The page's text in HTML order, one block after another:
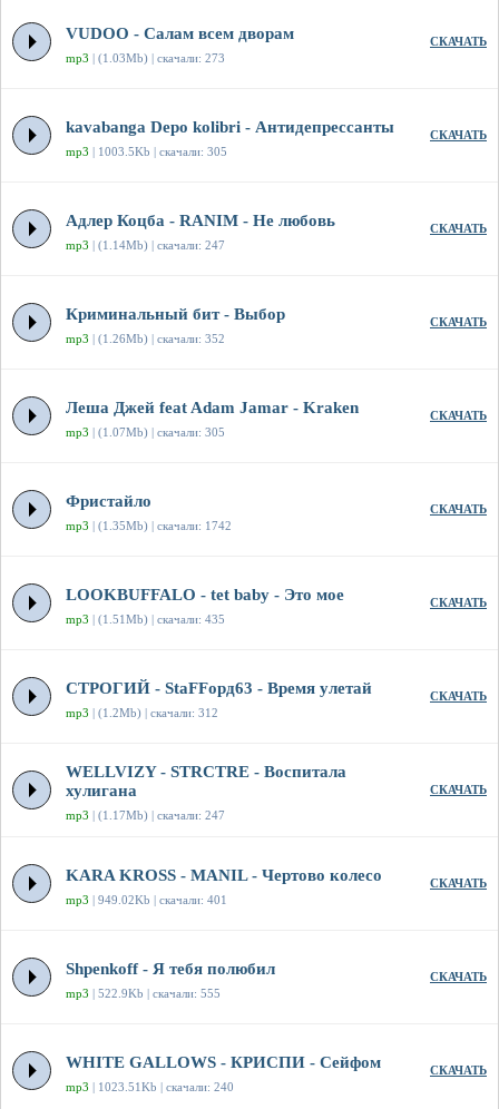
VUDOO - Салам всем дворам
mp3 | (1.03Mb) | скачали: 273
СКАЧАТЬ
kavabanga Depo kolibri - Антидепрессанты
mp3 | 1003.5Kb | скачали: 305
СКАЧАТЬ
Адлер Коцба - RANIM - Не любовь
mp3 | (1.14Mb) | скачали: 247
СКАЧАТЬ
Криминальный бит - Выбор
mp3 | (1.26Mb) | скачали: 352
СКАЧАТЬ
Леша Джей feat Adam Jamar - Kraken
mp3 | (1.07Mb) | скачали: 305
СКАЧАТЬ
Фристайло
mp3 | (1.35Mb) | скачали: 1742
СКАЧАТЬ
LOOKBUFFALO - tet baby - Это мое
mp3 | (1.51Mb) | скачали: 435
СКАЧАТЬ
СТРОГИЙ - StaFFорд63 - Время улетай
mp3 | (1.2Mb) | скачали: 312
СКАЧАТЬ
WELLVIZY - STRCTRE - Воспитала
хулигана
mp3 | (1.17Mb) | скачали: 247
СКАЧАТЬ
KARA KROSS - MANIL - Чертово колесо
mp3 | 949.02Kb | скачали: 401
СКАЧАТЬ
Shpenkoff - Я тебя полюбил
mp3 | 522.9Kb | скачали: 555
СКАЧАТЬ
WHITE GALLOWS - КРИСПИ - Сейфом
mp3 | 1023.51Kb | скачали: 240
СКАЧАТЬ